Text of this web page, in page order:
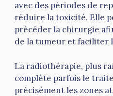
avec des périodes de
réduire la toxicité. Elle
précéder la chirurgie
de la tumeur et faciliter
La radiothérapie, plus
complète parfois le
précisément les zones